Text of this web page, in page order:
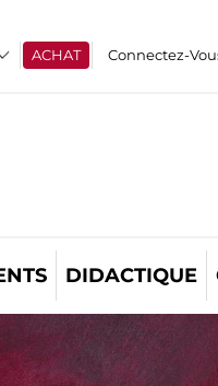
ACHAT Connectez-
DIDACTIQUE